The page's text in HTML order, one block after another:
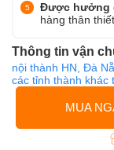
Được hưởng
hàng thân
Thông tin vận
nội thành HN, Đà
các tỉnh thành khác
MUA